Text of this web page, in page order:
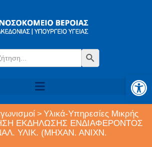
Search Button
> Υλικά-Υπηρεσίες Μικρής
ΕΚΔΗΛΩΣΗΣ ΕΝΔΙΑΦΕΡΟΝΤΟΣ
ΥΛΙΚ. (ΜΗΧΑΝ. ΑΝΙΧΝ.